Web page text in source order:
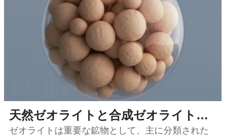
天然ゼオライトと合成ゼオライトの違いを理解する
ゼオライトは重要な鉱物として、主に分類された